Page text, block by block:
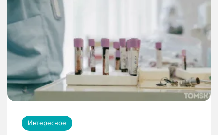
Интересное